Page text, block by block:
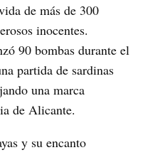
de más de 300
inocentes.
90 bombas durante el
partida de sardinas
una marca
de Alicante.
y su encanto